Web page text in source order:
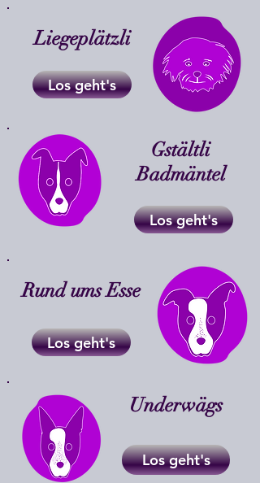
Liegeplätzli
Los geht's
Gstältli
Badmäntel
Los geht's
Rund ums Esse
Los geht's
Underwägs
Los geht's